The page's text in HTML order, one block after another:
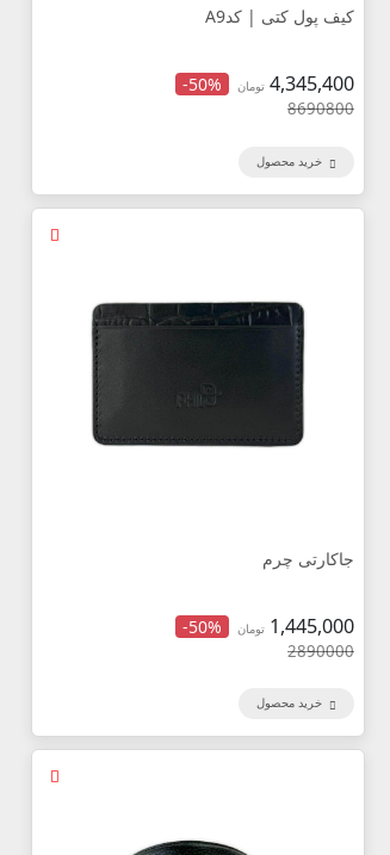
کیف پول کتی | کدA9
4,345,400 تومان -50%
8690800
خرید محصول
جاکارتی چرم
1,445,000 تومان -50%
2890000
خرید محصول